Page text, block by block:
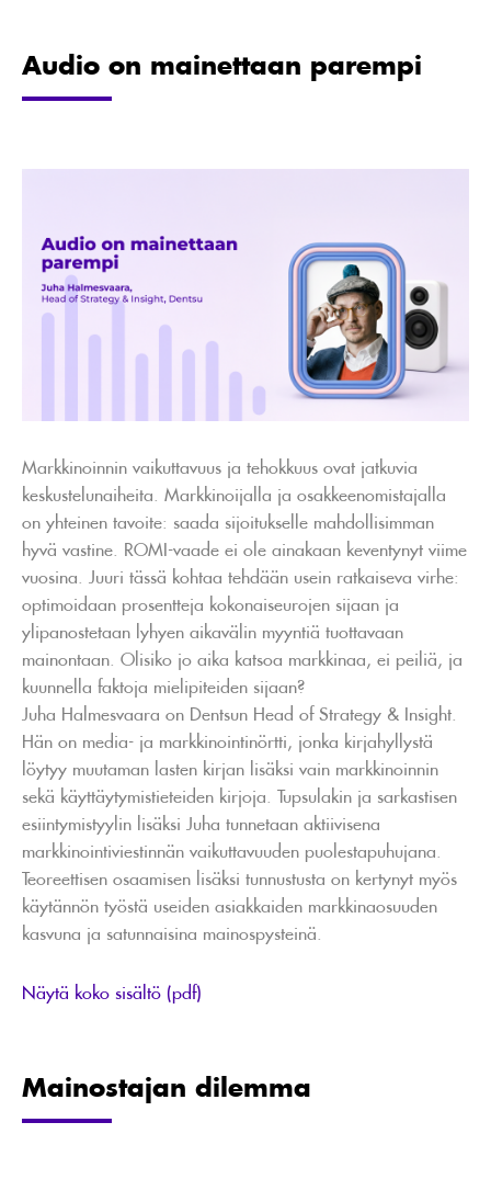
Audio on mainettaan parempi
Markkinoinnin vaikuttavuus ja tehokkuus ovat jatkuvia
keskustelunaiheita. Markkinoijalla ja osakkeenomistajalla
on yhteinen tavoite: saada sijoitukselle mahdollisimman
hyvä vastine. ROMI-vaade ei ole ainakaan keventynyt viime
vuosina. Juuri tässä kohtaa tehdään usein ratkaiseva virhe:
optimoidaan prosentteja kokonaiseurojen sijaan ja
ylipanostetaan lyhyen aikavälin myyntiä tuottavaan
mainontaan. Olisiko jo aika katsoa markkinaa, ei peiliä, ja
kuunnella faktoja mielipiteiden sijaan?
Juha Halmesvaara on Dentsun Head of Strategy & Insight.
Hän on media- ja markkinointinörtti, jonka kirjahyllystä
löytyy muutaman lasten kirjan lisäksi vain markkinoinnin
sekä käyttäytymistieteiden kirjoja. Tupsulakin ja sarkastisen
esiintymistyylin lisäksi Juha tunnetaan aktiivisena
markkinointiviestinnän vaikuttavuuden puolestapuhujana.
Teoreettisen osaamisen lisäksi tunnustusta on kertynyt myös
käytännön työstä useiden asiakkaiden markkinaosuuden
kasvuna ja satunnaisina mainospysteinä.
Näytä koko sisältö (pdf)
Mainostajan dilemma